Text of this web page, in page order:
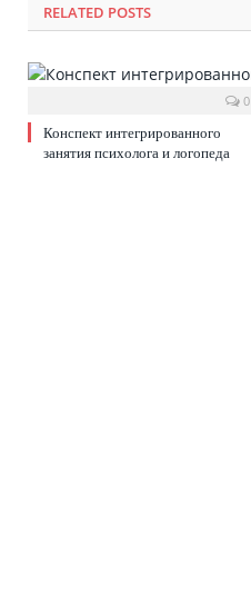
RELATED POSTS
0
Конспект интегрированного
занятия психолога и логопеда